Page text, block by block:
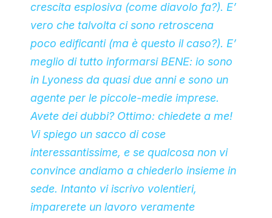
crescita esplosiva (come diavolo fa?). E’
vero che talvolta ci sono retroscena
poco edificanti (ma è questo il caso?). E’
meglio di tutto informarsi BENE: io sono
in Lyoness da quasi due anni e sono un
agente per le piccole-medie imprese.
Avete dei dubbi? Ottimo: chiedete a me!
Vi spiego un sacco di cose
interessantissime, e se qualcosa non vi
convince andiamo a chiederlo insieme in
sede. Intanto vi iscrivo volentieri,
imparerete un lavoro veramente